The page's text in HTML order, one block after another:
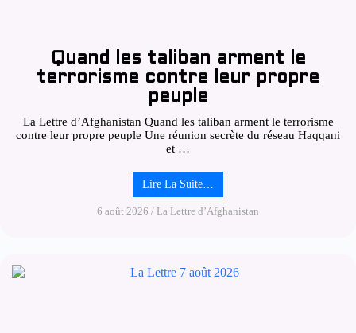
Quand les taliban arment le
terrorisme contre leur propre
peuple
La Lettre d’Afghanistan Quand les taliban arment le terrorisme
contre leur propre peuple Une réunion secrète du réseau Haqqani
et …
Lire La Suite…
6 août 2026 / La Lettre d’Afghanistan